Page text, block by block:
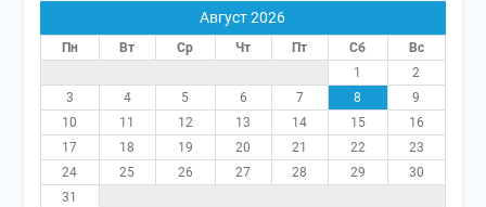
Август 2026
Пн Вт Ср Чт Пт Сб
Вс
1
2
3
4 5 6 7 8
9
10
11 12 13 14 15
16
17
18 19 20 21 22
23
24
25 26 27 28 29
30
31